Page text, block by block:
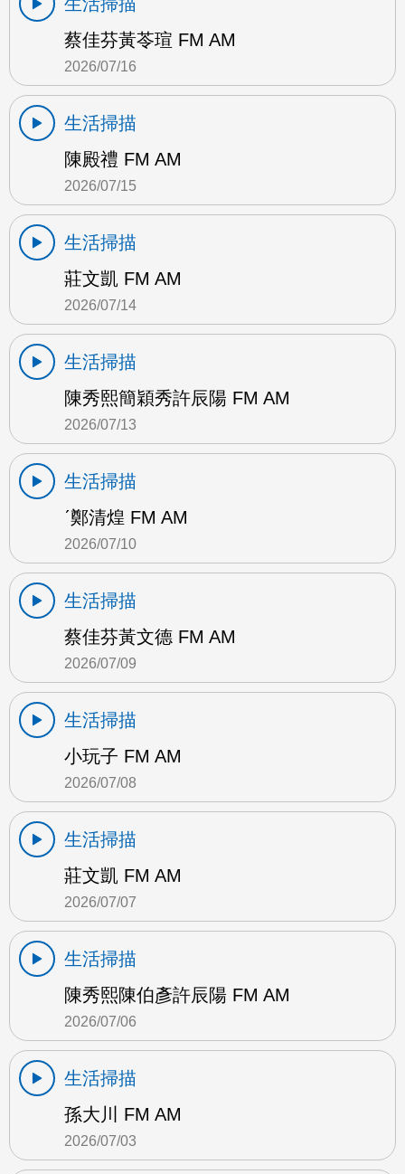
蔡佳芬黃苓瑄 FM AM
2026/07/16
生活掃描
陳殿禮 FM AM
2026/07/15
生活掃描
莊文凱 FM AM
2026/07/14
生活掃描
陳秀熙簡穎秀許辰陽 FM AM
2026/07/13
生活掃描
ˊ鄭清煌 FM AM
2026/07/10
生活掃描
蔡佳芬黃文德 FM AM
2026/07/09
生活掃描
小玩子 FM AM
2026/07/08
生活掃描
莊文凱 FM AM
2026/07/07
生活掃描
陳秀熙陳伯彥許辰陽 FM AM
2026/07/06
生活掃描
孫大川 FM AM
2026/07/03